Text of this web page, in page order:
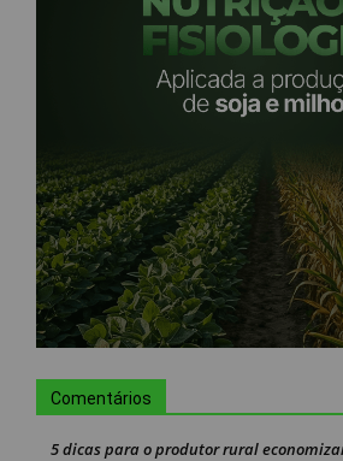
Comentários
5 dicas para o produtor rural